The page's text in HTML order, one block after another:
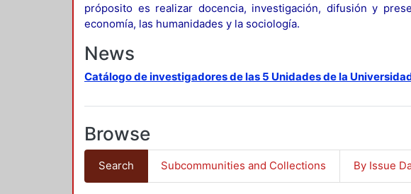
próposito es realizar docencia, investigación, difusión y
economía, las humanidades y la sociología.
News
Catálogo de investigadores de las 5 Unidades de la
Browse
Search Subcommunities and Collections By Issue